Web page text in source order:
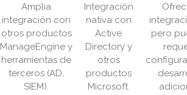
Amplia
integración con
otros productos
ManageEngine y
herramientas de
terceros (AD,
SIEM).
Integración
nativa con
Active
Directory y
otros
productos
Microsoft.
pero